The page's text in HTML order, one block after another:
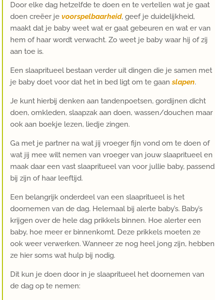
Door elke dag hetzelfde te doen en te vertellen wat je gaat
doen creëer jevoorspelbaarheid, geef je duidelijkheid,
maakt dat je baby weet wat er gaat gebeuren en wat er van
hem of haar wordt verwacht. Zo weet je baby waar hij of zij
aan toe is.
Een slaapritueel bestaan verder uit dingen die je samen met
je baby doet voor dat het in bed ligt om te gaanslapen.
Je kunt hierbij denken aan tandenpoetsen, gordijnen dicht
doen, omkleden, slaapzak aan doen, wassen/douchen maar
ook aan boekje lezen, liedje zingen.
Ga met je partner na wat jij vroeger fijn vond om te doen of
wat jij mee wilt nemen van vroeger van jouw slaapritueel en
maak daar een vast slaapritueel van voor jullie baby, passend
bij zijn of haar leeftijd.
Een belangrijk onderdeel van een slaapritueel is het
doornemen van de dag. Helemaal bij alerte baby’s. Baby’s
krijgen over de hele dag prikkels binnen. Hoe alerter een
baby, hoe meer er binnenkomt. Deze prikkels moeten ze
ook weer verwerken. Wanneer ze nog heel jong zijn, hebben
ze hier soms wat hulp bij nodig.
Dit kun je doen door in je slaapritueel het doornemen van
de dag op te nemen: